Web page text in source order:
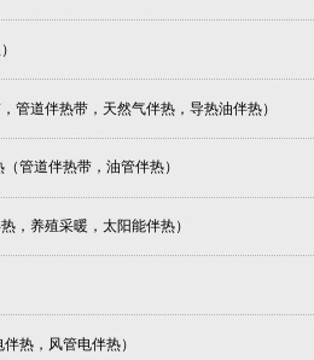
管道伴热带，天然气伴热，导热油伴热）
管道伴热带，油管伴热）
，养殖采暖，太阳能伴热）
热，风管电伴热）